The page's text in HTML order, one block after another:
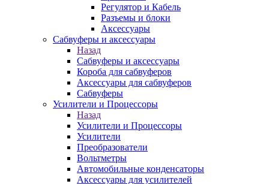
Регулятор и Кабель
Разъемы и блоки
Аксессуары
Сабвуферы и аксессуары
Назад
Сабвуферы и аксессуары
Короба для сабвуферов
Аксессуары для сабвуферов
Сабвуферы
Усилители и Процессоры
Назад
Усилители и Процессоры
Усилители
Преобразователи
Вольтметры
Автомобильные конденсаторы
Аксессуары для усилителей